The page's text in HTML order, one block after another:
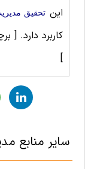
اینتحقیق
کاربرد دارد. [
]
سایر منابع